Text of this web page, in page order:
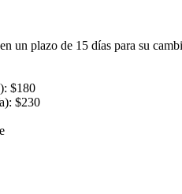
un plazo de 15 días para su
$180
$230